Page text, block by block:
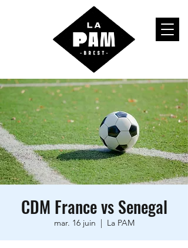
CDM France vs Senegal
mar. 16 juin
  |
La PAM